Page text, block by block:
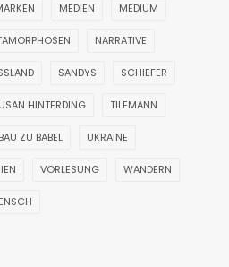
MEDIEN MEDIUM
NARRATIVE
SANDYS SCHIEFER
HINTERDING TILEMANN
ZU BABEL UKRAINE
VORLESUNG WANDERN